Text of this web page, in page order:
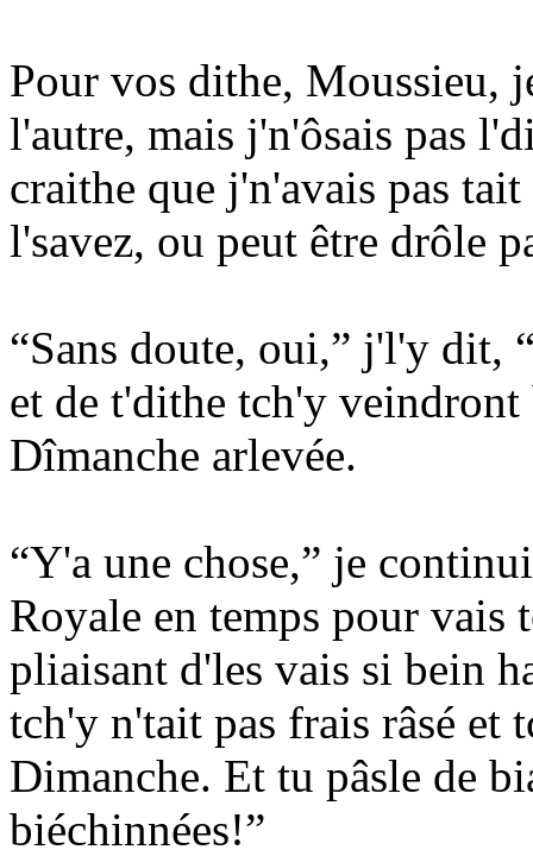
Pour vos dithe, Moussieu,
l'autre, mais j'n'ôsais pas
craithe que j'n'avais pas
l'savez, ou peut être drôle
“Sans doute, oui,” j'l'y dit,
et de t'dithe tch'y veindront
Dîmanche arlevée.
“Y'a une chose,” je
Royale en temps pour vais
pliaisant d'les vais si bein
tch'y n'tait pas frais râsé et
Dimanche. Et tu pâsle de
biéchinnées!”